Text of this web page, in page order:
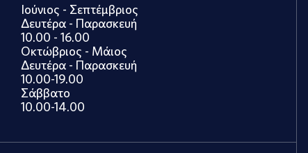
Ιούνιος - Σεπτέμβριος
Δευτέρα - Παρασκευή
10.00 - 16.00
Οκτώβριος - Μάιος
Δευτέρα - Παρασκευή
10.00-19.00
Σάββατο
10.00-14.00